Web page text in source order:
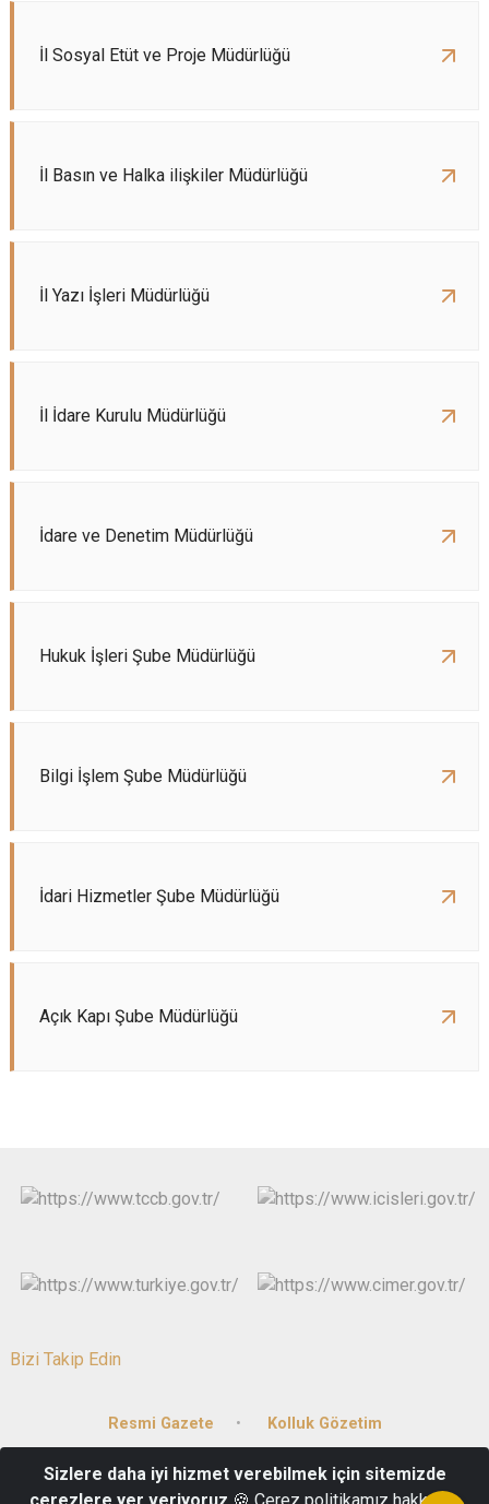
İl Sosyal Etüt ve Proje Müdürlüğü
İl Basın ve Halka ilişkiler Müdürlüğü
İl Yazı İşleri Müdürlüğü
İl İdare Kurulu Müdürlüğü
İdare ve Denetim Müdürlüğü
Hukuk İşleri Şube Müdürlüğü
Bilgi İşlem Şube Müdürlüğü
İdari Hizmetler Şube Müdürlüğü
Açık Kapı Şube Müdürlüğü
Bizi Takip Edin
Resmi Gazete Kolluk Gözetim
15 Mayıs Mah. Gazi Mustafa Kemal Bulvarı No:81/1 20059 DENİZLİ
Sizlere daha iyi hizmet verebilmek için sitemizde